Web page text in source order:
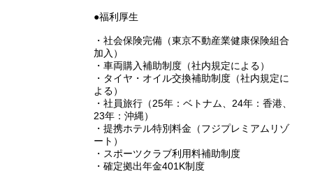
●福利厚生
・社会保険完備（東京不動産業健康保険組合
加入）
・車両購入補助制度（社内規定による）
・タイヤ・オイル交換補助制度（社内規定に
よる）
・社員旅行（25年：ベトナム、24年：香港、
23年：沖縄）
・提携ホテル特別料金（フジプレミアムリゾ
ート）
・スポーツクラブ利用料補助制度
・確定拠出年金401K制度